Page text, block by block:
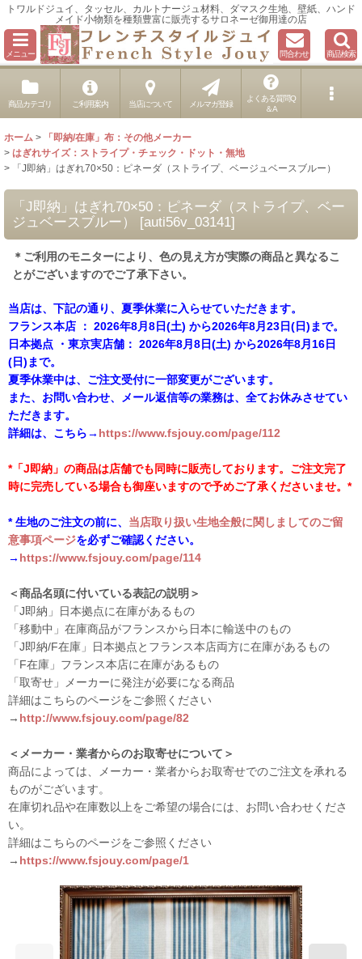
トワルドジュイ、タッセル、カルトナージュ材料、ダマスク生地、壁紙、ハンド
メイド小物類を種類豊富に販売するサロネーゼ御用達の店
メニュー 問合わせ 商品検索
商品カテゴリ ご利用案内 当店について メルマガ登録
よくある質問Q
＆A
ホーム >
「即納/在庫」布：その他メーカー
> はぎれサイズ：ストライプ・チェック・ドット・無地
>
「J即納」はぎれ70×50：ピネーダ（ストライプ、ベージュベースブルー）
「J即納」はぎれ70×50：ピネーダ（ストライプ、ベー
ジュベースブルー）
[auti56v_03141]
＊ご利用のモニターにより、色の見え方が実際の商品と異なるこ
とがございますのでご了承下さい。
当店は、下記の通り、夏季休業に入らせていただきます。
フランス本店 ： 2026年8月8日(土) から2026年8月23日(日)まで。
日本拠点 ・東京実店舗： 2026年8月8日(土) から2026年8月16日
(日)まで。
夏季休業中は、ご注文受付に一部変更がございます。
また、お問い合わせ、メール返信等の業務は、全てお休みさせてい
ただきます。
詳細は、こちら→ https://www.fsjouy.com/page/112
*「J即納」の商品は店舗でも同時に販売しております。ご注文完了
時に完売している場合も御座いますので予めご了承くださいませ。*
* 生地のご注文の前に、 当店取り扱い生地全般に関しましてのご留
意事項ページを必ずご確認ください。
→ https://www.fsjouy.com/page/114
＜商品名頭に付いている表記の説明＞
「J即納」日本拠点に在庫があるもの
「移動中」在庫商品がフランスから日本に輸送中のもの
「J即納/F在庫」日本拠点とフランス本店両方に在庫があるもの
「F在庫」フランス本店に在庫があるもの
「取寄せ」メーカーに発注が必要になる商品
詳細はこちらのページをご参照ください
→ http://www.fsjouy.com/page/82
＜メーカー・業者からのお取寄せについて＞
商品によっては、メーカー・業者からお取寄せでのご注文を承れる
ものがございます。
在庫切れ品や在庫数以上をご希望の場合には、お問い合わせくださ
い。
詳細はこちらのページをご参照ください
→ https://www.fsjouy.com/page/1